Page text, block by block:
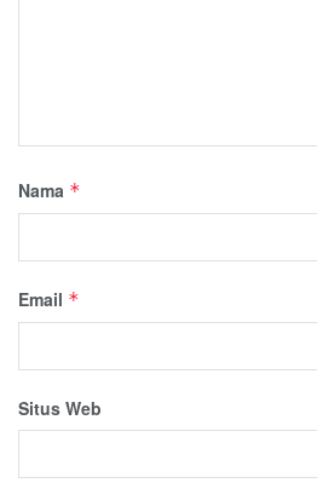
Nama *
Email *
Situs Web